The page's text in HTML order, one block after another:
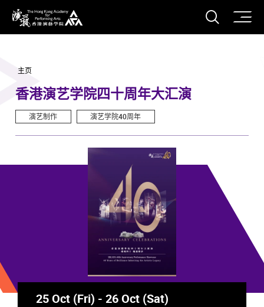
香港演艺学院
打开
主页
香港演艺学院四十周年大汇演
演艺制作 演艺学院40周年
25 Oct (Fri) - 26 Oct (Sat)